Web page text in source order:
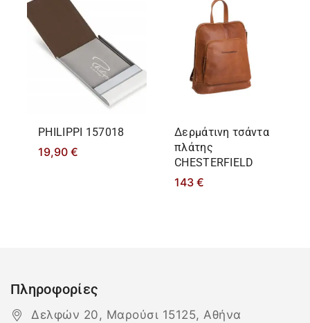
PHILIPPΙ 157018
19,90 €
Δερμάτινη τσάντα
πλάτης
CHESTERFIELD
143 €
Πληροφορίες
Δελφών 20, Μαρούσι 15125, Αθήνα